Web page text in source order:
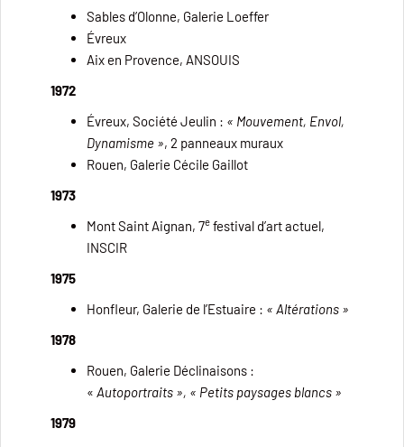
Sables d’Olonne, Galerie Loeffer
Évreux
Aix en Provence, ANSOUIS
1972
Évreux, Société Jeulin : « Mouvement, Envol,
Dynamisme », 2 panneaux muraux
Rouen, Galerie Cécile Gaillot
1973
Mont Saint Aignan, 7e festival d’art actuel,
INSCIR
1975
Honfleur, Galerie de l’Estuaire : « Altérations »
1978
Rouen, Galerie Déclinaisons :
« Autoportraits », « Petits paysages blancs »
1979